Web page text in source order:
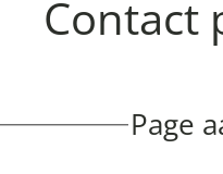
Contact
Page